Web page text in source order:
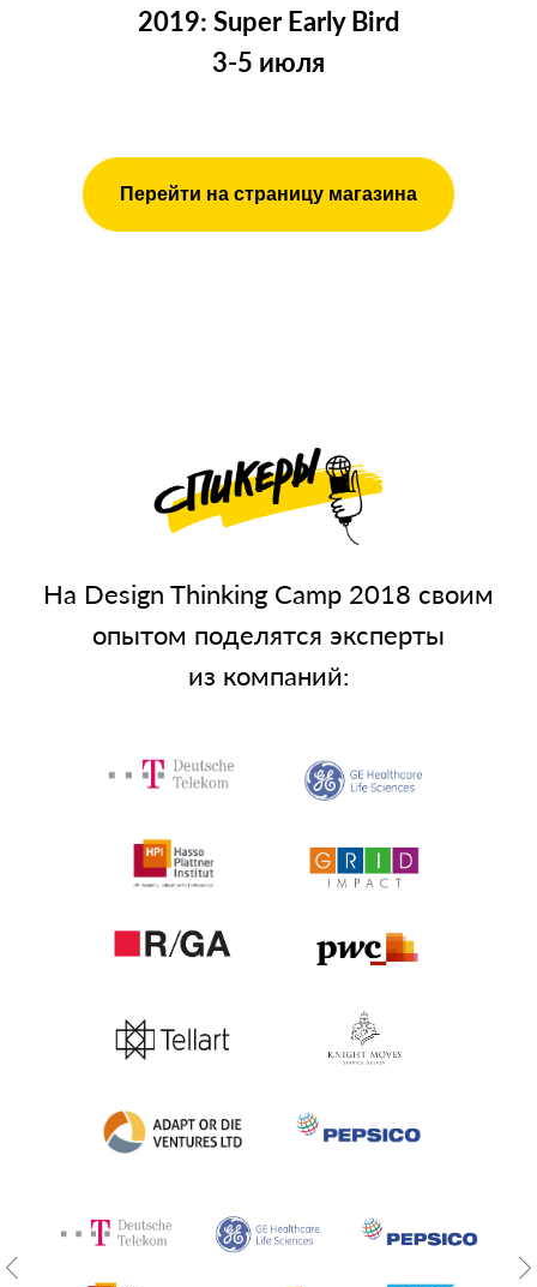
2019: Super Early Bird
3-5 июля
Перейти на страницу магазина
На Design Thinking Camp 2018 своим
опытом поделятся эксперты
из компаний: